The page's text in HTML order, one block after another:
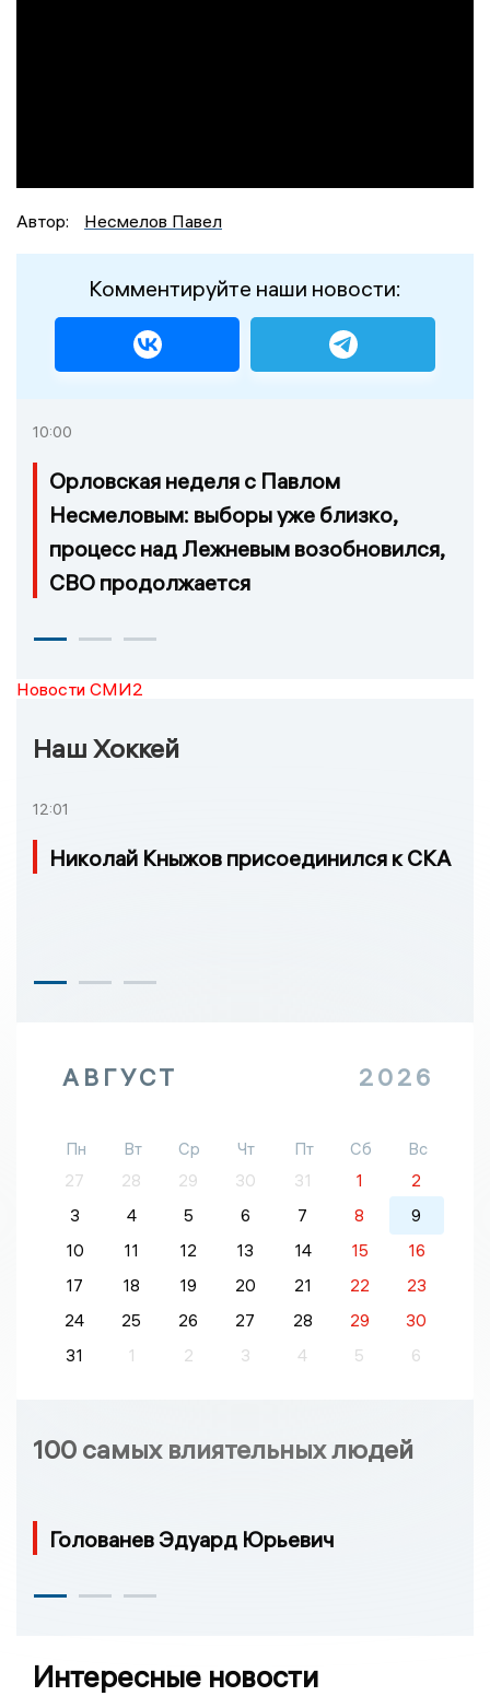
Автор: Несмелов Павел
Комментируйте наши новости:
10:00
Орловская неделя с Павлом
Несмеловым: выборы уже близко,
процесс над Лежневым возобновился,
СВО продолжается
Новости СМИ2
Наш Хоккей
12:01
Николай Кныжов присоединился к СКА
АВГУСТ 2026
Пн Вт Ср Чт Пт Сб
Вс
27
28 29 30 31 1
2
3
4 5 6 7 8
9
10
11 12 13 14 15
16
17
18 19 20 21 22
23
24
25 26 27 28 29
30
31
1 2 3 4 5 6
100 самых влиятельных людей
Голованев Эдуард Юрьевич
Интересные новости